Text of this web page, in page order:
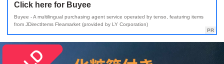
Click here for Buyee
Buyee - A multilingual purchasing agent service operated by tenso, featuring items
from JDirectItems Fleamarket (provided by LY Corporation)